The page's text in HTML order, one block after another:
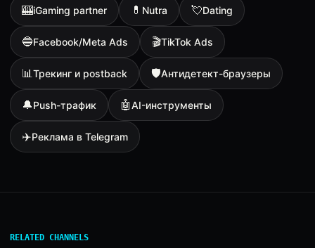
🎰iGaming partner 💊 Nutra 💘Dating
🔵Facebook/Meta Ads 🎬TikTok Ads
📊Трекинг и postback 🛡Антидетект-браузеры
🔔Push-трафик 🤖AI-инструменты
✈️Реклама в Telegram
RELATED CHANNELS